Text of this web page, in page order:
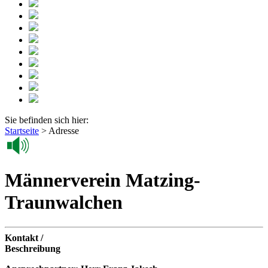
Sie befinden sich hier:
Startseite > Adresse
Männerverein Matzing-
Traunwalchen
Kontakt /
Beschreibung